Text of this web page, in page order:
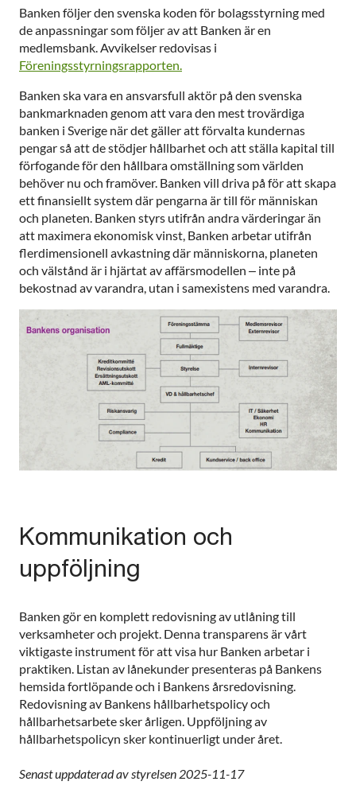
Banken följer den svenska koden för bolagsstyrning med
de anpassningar som följer av att Banken är en
medlemsbank. Avvikelser redovisas i
Föreningsstyrningsrapporten.
Banken ska vara en ansvarsfull aktör på den svenska
bankmarknaden genom att vara den mest trovärdiga
banken i Sverige när det gäller att förvalta kundernas
pengar så att de stödjer hållbarhet och att ställa kapital till
förfogande för den hållbara omställning som världen
behöver nu och framöver. Banken vill driva på för att skapa
ett finansiellt system där pengarna är till för människan
och planeten. Banken styrs utifrån andra värderingar än
att maximera ekonomisk vinst, Banken arbetar utifrån
flerdimensionell avkastning där människorna, planeten
och välstånd är i hjärtat av affärsmodellen – inte på
bekostnad av varandra, utan i samexistens med varandra.
Kommunikation och
uppföljning
Banken gör en komplett redovisning av utlåning till
verksamheter och projekt. Denna transparens är vårt
viktigaste instrument för att visa hur Banken arbetar i
praktiken. Listan av lånekunder presenteras på Bankens
hemsida fortlöpande och i Bankens årsredovisning.
Redovisning av Bankens hållbarhetspolicy och
hållbarhetsarbete sker årligen. Uppföljning av
hållbarhetspolicyn sker kontinuerligt under året.
Senast uppdaterad av styrelsen 2025-11-17